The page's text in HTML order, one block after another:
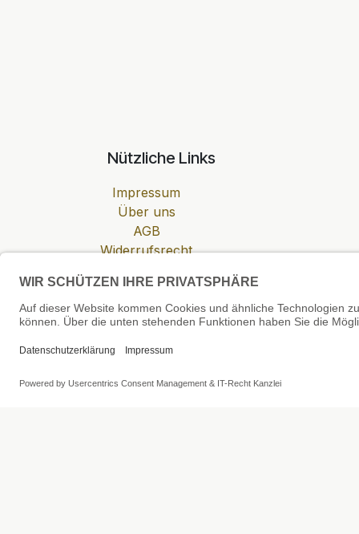
Nützliche Links
Impressum
Über uns
AGB
Widerrufsrecht
Zahlung & Versand
Cookie-Einstellungen